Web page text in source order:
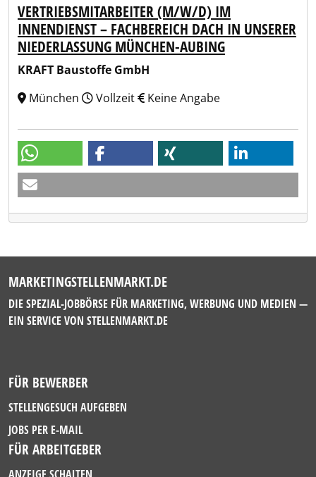
VERTRIEBSMITARBEITER (M/W/D) IM
INNENDIENST – FACHBEREICH DACH IN UNSERER
NIEDERLASSUNG MÜNCHEN-AUBING
KRAFT Baustoffe GmbH
München
Vollzeit Keine Angabe
MARKETINGSTELLENMARKT.DE
DIE SPEZIAL-JOBBÖRSE FÜR MARKETING, WERBUNG UND MEDIEN —
EIN SERVICE VON STELLENMARKT.DE
FÜR BEWERBER
STELLENGESUCH AUFGEBEN
JOBS PER E-MAIL
FÜR ARBEITGEBER